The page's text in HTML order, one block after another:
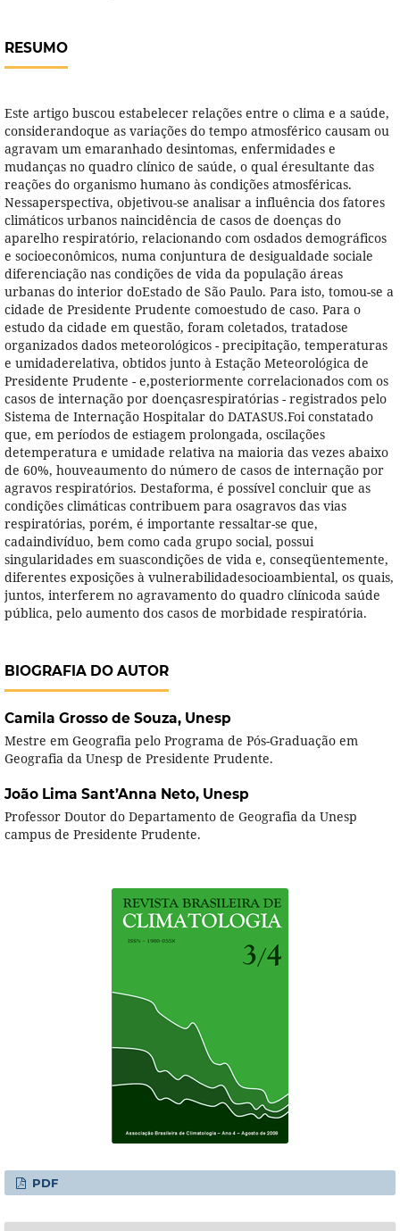
RESUMO
Este artigo buscou estabelecer relações entre o clima e a saúde,
considerandoque as variações do tempo atmosférico causam ou
agravam um emaranhado desintomas, enfermidades e
mudanças no quadro clínico de saúde, o qual éresultante das
reações do organismo humano às condições atmosféricas.
Nessaperspectiva, objetivou-se analisar a influência dos fatores
climáticos urbanos naincidência de casos de doenças do
aparelho respiratório, relacionando com osdados demográficos
e socioeconômicos, numa conjuntura de desigualdade sociale
diferenciação nas condições de vida da população áreas
urbanas do interior doEstado de São Paulo. Para isto, tomou-se a
cidade de Presidente Prudente comoestudo de caso. Para o
estudo da cidade em questão, foram coletados, tratadose
organizados dados meteorológicos - precipitação, temperaturas
e umidaderelativa, obtidos junto à Estação Meteorológica de
Presidente Prudente - e,posteriormente correlacionados com os
casos de internação por doençasrespiratórias - registrados pelo
Sistema de Internação Hospitalar do DATASUS.Foi constatado
que, em períodos de estiagem prolongada, oscilações
detemperatura e umidade relativa na maioria das vezes abaixo
de 60%, houveaumento do número de casos de internação por
agravos respiratórios. Destaforma, é possível concluir que as
condições climáticas contribuem para osagravos das vias
respiratórias, porém, é importante ressaltar-se que,
cadaindivíduo, bem como cada grupo social, possui
singularidades em suascondições de vida e, conseqüentemente,
diferentes exposições à vulnerabilidadesocioambiental, os quais,
juntos, interferem no agravamento do quadro clínicoda saúde
pública, pelo aumento dos casos de morbidade respiratória.
BIOGRAFIA DO AUTOR
Camila Grosso de Souza, Unesp
Mestre em Geografia pelo Programa de Pós-Graduação em
Geografia da Unesp de Presidente Prudente.
João Lima Sant’Anna Neto, Unesp
Professor Doutor do Departamento de Geografia da Unesp
campus de Presidente Prudente.
PDF